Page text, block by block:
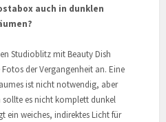
auch in dunklen
Studioblitz mit Beauty Dish
der Vergangenheit an. Eine
ist nicht notwendig, aber
sollte es nicht komplett dunkel
ein weiches, indirektes Licht für